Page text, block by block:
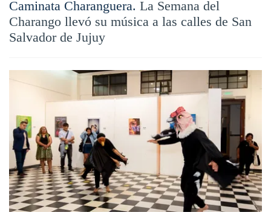
Caminata Charanguera. La Semana del
Charango llevó su música a las calles de San
Salvador de Jujuy